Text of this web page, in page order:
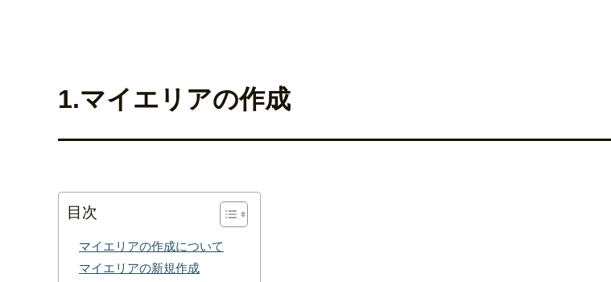
1.マイエリアの作成
目次
マイエリアの作成について
マイエリアの新規作成